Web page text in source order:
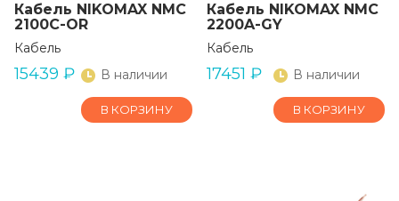
Кабель NIKOMAX NMC
2100C-OR
Кабель
15439 ₽ В наличии
В КОРЗИНУ
Кабель NIKOMAX NMC
2200A-GY
Кабель
17451 ₽ В наличии
В КОРЗИНУ